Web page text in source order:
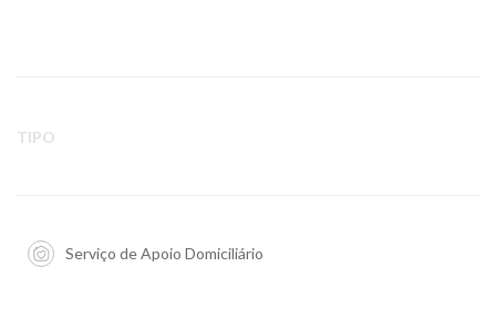
TIPO
Serviço de Apoio Domiciliário